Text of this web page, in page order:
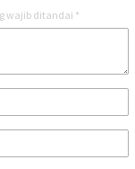
wajib ditandai *